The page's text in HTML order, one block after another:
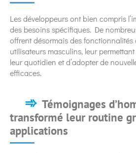
Les développeurs ont bien compris
des besoins spécifiques. De
offrent désormais des fonctionnalités
utilisateurs masculins, leur
leur quotidien et d’adopter de
efficaces.
Témoignages
transformé leur routine
applications